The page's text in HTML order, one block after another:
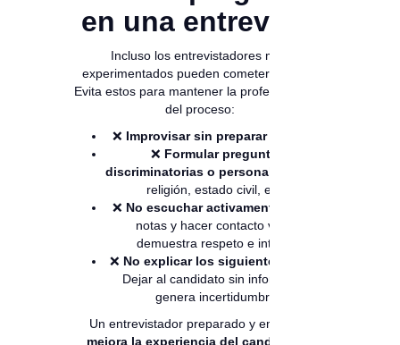
en una entrevista
Incluso los entrevistadores más
experimentados pueden cometer errores.
Evita estos para mantener la profesionalidad
del proceso:
❌ Improvisar sin preparar el guion.
❌ Formular preguntas
discriminatorias o personales.
religión, estado civil, etc.)
❌ No escuchar activamente.
notas y hacer contacto visual
demuestra respeto e interés.
❌ No explicar los siguientes pasos.
Dejar al candidato sin información
genera incertidumbre.
Un entrevistador preparado y empático
mejora la experiencia del candidato